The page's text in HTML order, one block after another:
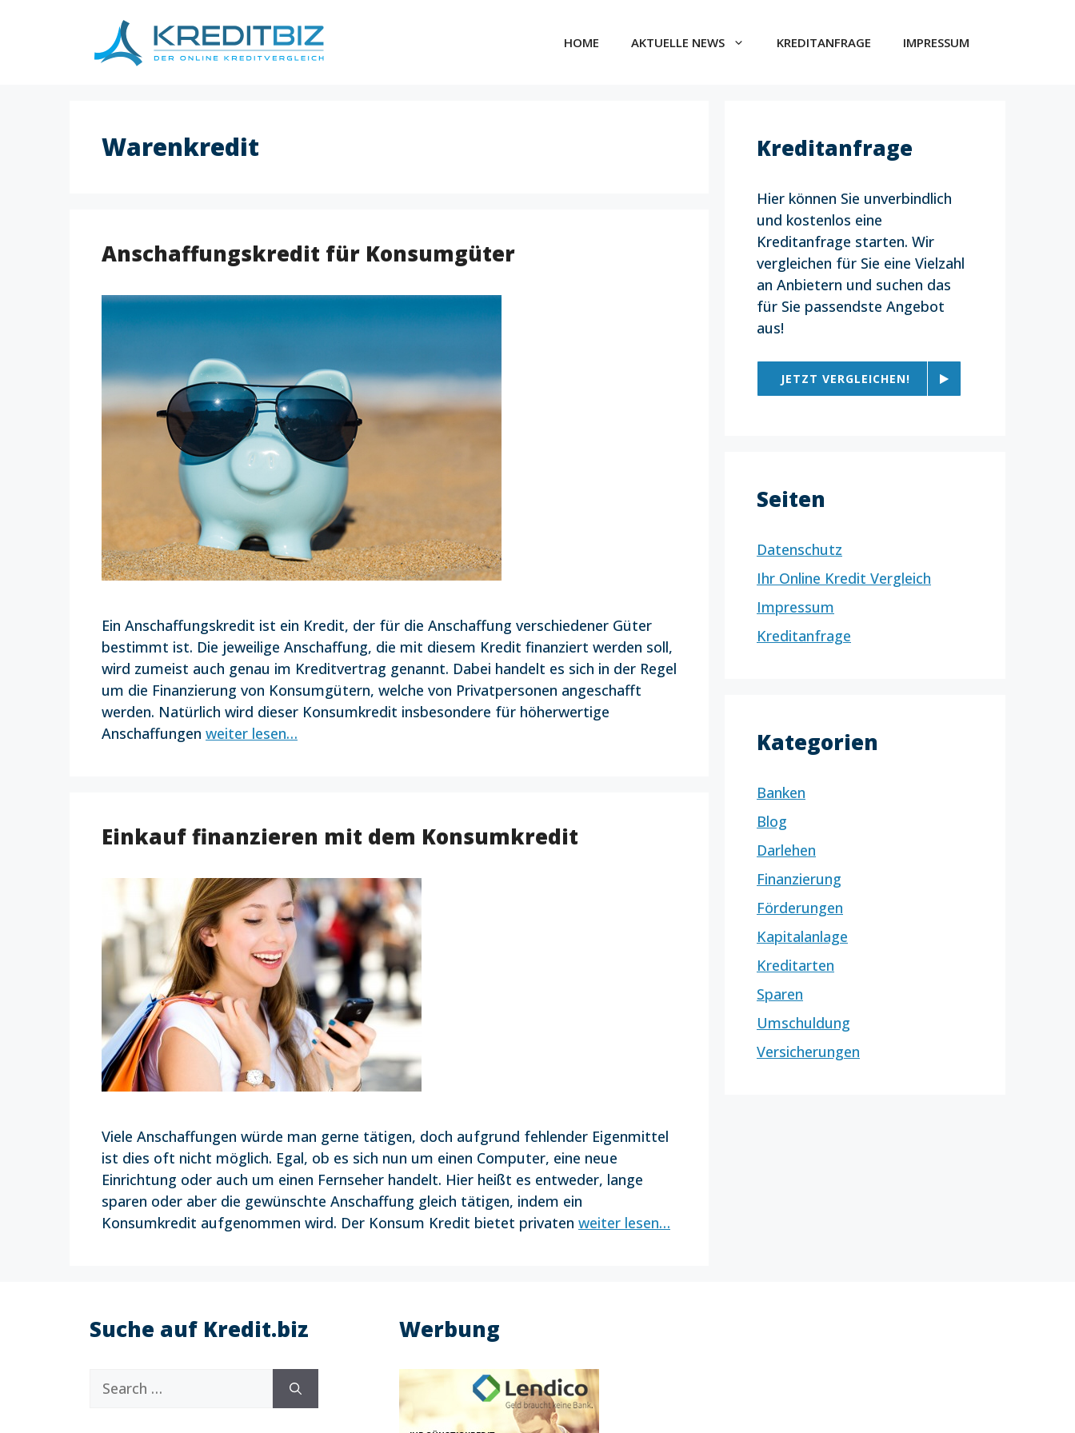
HOME AKTUELLE NEWS KREDITANFRAGE IMPRESSUM
Warenkredit
Anschaffungskredit für Konsumgüter
Ein Anschaffungskredit ist ein Kredit, der für die Anschaffung verschiedener Güter
bestimmt ist. Die jeweilige Anschaffung, die mit diesem Kredit finanziert werden soll,
wird zumeist auch genau im Kreditvertrag genannt. Dabei handelt es sich in der Regel
um die Finanzierung von Konsumgütern, welche von Privatpersonen angeschafft
werden. Natürlich wird dieser Konsumkredit insbesondere für höherwertige
Anschaffungen weiter lesen…
Einkauf finanzieren mit dem Konsumkredit
Viele Anschaffungen würde man gerne tätigen, doch aufgrund fehlender Eigenmittel
ist dies oft nicht möglich. Egal, ob es sich nun um einen Computer, eine neue
Einrichtung oder auch um einen Fernseher handelt. Hier heißt es entweder, lange
sparen oder aber die gewünschte Anschaffung gleich tätigen, indem ein
Konsumkredit aufgenommen wird. Der Konsum Kredit bietet privaten weiter lesen…
Kreditanfrage
Hier können Sie unverbindlich
und kostenlos eine
Kreditanfrage starten. Wir
vergleichen für Sie eine Vielzahl
an Anbietern und suchen das
für Sie passendste Angebot
aus!
JETZT VERGLEICHEN!
Seiten
Datenschutz
Ihr Online Kredit Vergleich
Impressum
Kreditanfrage
Kategorien
Banken
Blog
Darlehen
Finanzierung
Förderungen
Kapitalanlage
Kreditarten
Sparen
Umschuldung
Versicherungen
Suche auf Kredit.biz
Search
for:
Werbung